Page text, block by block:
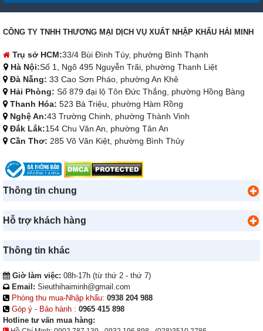
CÔNG TY TNHH THƯƠNG MẠI DỊCH VỤ XUẤT NHẬP KHẨU HẢI MINH
Trụ sở HCM:33/4 Bùi Đình Túy, phường Bình Thạnh
Hà Nội:Số 1, Ngõ 495 Nguyễn Trãi, phường Thanh Liệt
Đà Nẵng: 33 Cao Sơn Pháo, phường An Khê
Hải Phòng: Số 879 đại lộ Tôn Đức Thắng, phường Hồng Bàng
Thanh Hóa: 523 Bà Triệu, phường Hàm Rồng
Nghệ An:43 Trường Chinh, phường Thành Vinh
Đắk Lắk:154 Chu Văn An, phường Tân An
Cần Thơ: 285 Võ Văn Kiệt, phường Bình Thủy
Thông tin chung
Hỗ trợ khách hàng
Thông tin khác
Giờ làm việc: 08h-17h (từ thứ 2 - thứ 7)
Email: Sieuthihaiminh@gmail.com
Phòng thu mua-Nhập khẩu: 0938 204 988
Góp ý - Bảo hành : 0965 415 898
Hotline tư vấn mua hàng: